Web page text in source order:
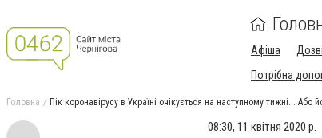
Афіша
Потрібна
Головна Пік коронавірусу в Україні очікується на наступному тижні... Або
08:30, 11 квітня 2020 р.